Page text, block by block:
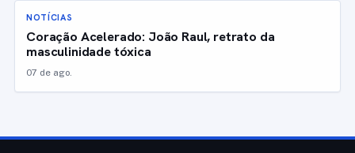
NOTÍCIAS
Coração Acelerado: João Raul, retrato da
masculinidade tóxica
07 de ago.